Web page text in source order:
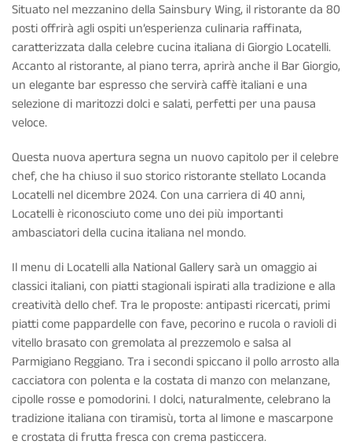
Situato nel mezzanino della Sainsbury Wing, il ristorante da 80
posti offrirà agli ospiti un’esperienza culinaria raffinata,
caratterizzata dalla celebre cucina italiana di Giorgio Locatelli.
Accanto al ristorante, al piano terra, aprirà anche il Bar Giorgio,
un elegante bar espresso che servirà caffè italiani e una
selezione di maritozzi dolci e salati, perfetti per una pausa
veloce.
Questa nuova apertura segna un nuovo capitolo per il celebre
chef, che ha chiuso il suo storico ristorante stellato Locanda
Locatelli nel dicembre 2024. Con una carriera di 40 anni,
Locatelli è riconosciuto come uno dei più importanti
ambasciatori della cucina italiana nel mondo.
Il menu di Locatelli alla National Gallery sarà un omaggio ai
classici italiani, con piatti stagionali ispirati alla tradizione e alla
creatività dello chef. Tra le proposte: antipasti ricercati, primi
piatti come pappardelle con fave, pecorino e rucola o ravioli di
vitello brasato con gremolata al prezzemolo e salsa al
Parmigiano Reggiano. Tra i secondi spiccano il pollo arrosto alla
cacciatora con polenta e la costata di manzo con melanzane,
cipolle rosse e pomodorini. I dolci, naturalmente, celebrano la
tradizione italiana con tiramisù, torta al limone e mascarpone
e crostata di frutta fresca con crema pasticcera.